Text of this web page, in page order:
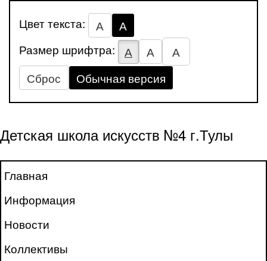
Цвет текста: А
А
Размер шрифтра:
А А
А
Сброс
Обычная версия
Детская школа искусств №4 г.Тулы
Главная
Информация
Новости
Коллективы